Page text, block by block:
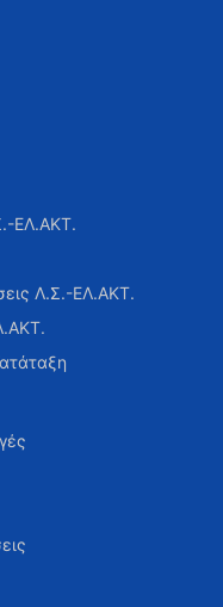
ΕΛ.ΑΚΤ.
Λ.Σ.-ΕΛ.ΑΚΤ.